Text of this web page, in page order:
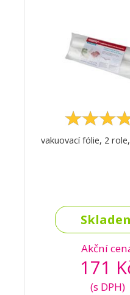
vakuovací fólie, 2
Akční
171
(s DPH)